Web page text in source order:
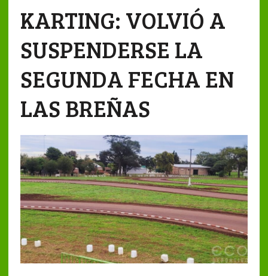
KARTING: VOLVIÓ A
SUSPENDERSE LA
SEGUNDA FECHA EN
LAS BREÑAS